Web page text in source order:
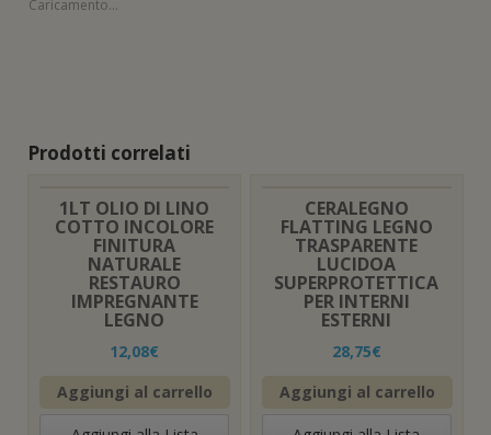
Caricamento...
Prodotti correlati
1LT OLIO DI LINO
COTTO INCOLORE
FINITURA
NATURALE
RESTAURO
IMPREGNANTE
LEGNO
12,08€
Aggiungi al carrello
CERALEGNO
FLATTING LEGNO
TRASPARENTE
LUCIDOA
SUPERPROTETTICA
PER INTERNI
ESTERNI
28,75€
Aggiungi al carrello